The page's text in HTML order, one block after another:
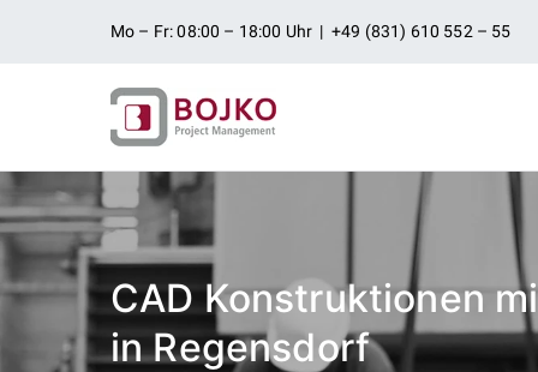
Mo – Fr: 08:00 – 18:00 Uhr | +49 (831) 610 552 – 55
CAD Konstruktionen
in Regensdorf